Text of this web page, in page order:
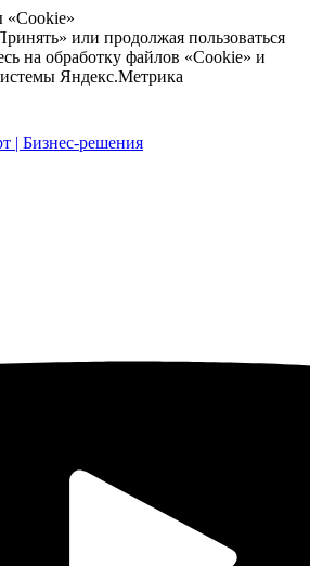
или продолжая пользоваться
на обработку файлов «Cookie» и
Яндекс.Метрика
| Бизнес-решения